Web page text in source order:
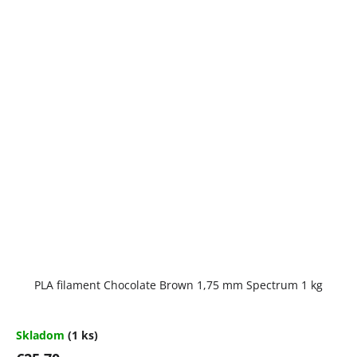
PLA filament Chocolate Brown 1,75 mm Spectrum 1 kg
Skladom (1 ks)